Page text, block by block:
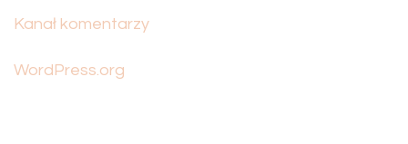
Kanał komentarzy
WordPress.org